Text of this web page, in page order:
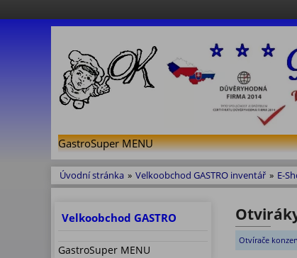
GastroSuper MENU
Úvodní stránka » Velkoobchod GASTRO inventář » E-
Velkoobchod GASTRO
GastroSuper MENU
Otvírače